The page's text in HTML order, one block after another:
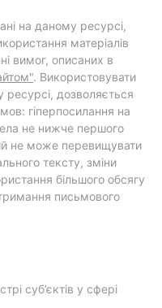
на даному ресурсі,
матеріалів
вимог, описаних в
. Використовувати
дозволяється
гіперпосилання на
не нижче першого
не може перевищувати
тексту, зміни
більшого обсягу
письмового
суб’єктів у сфері